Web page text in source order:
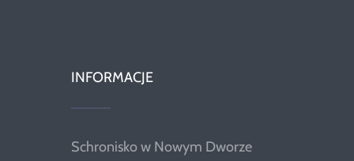
INFORMACJE
Schronisko w Nowym Dworze